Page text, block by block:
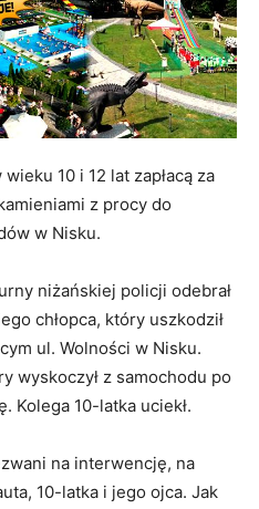
10 i 12 lat zapłacą za
z procy do
w Nisku.
niżańskiej policji odebrał
chłopca, który uszkodził
ul. Wolności w Nisku.
wyskoczył z samochodu po
Kolega 10-latka uciekł.
na interwencję, na
10-latka i jego ojca. Jak